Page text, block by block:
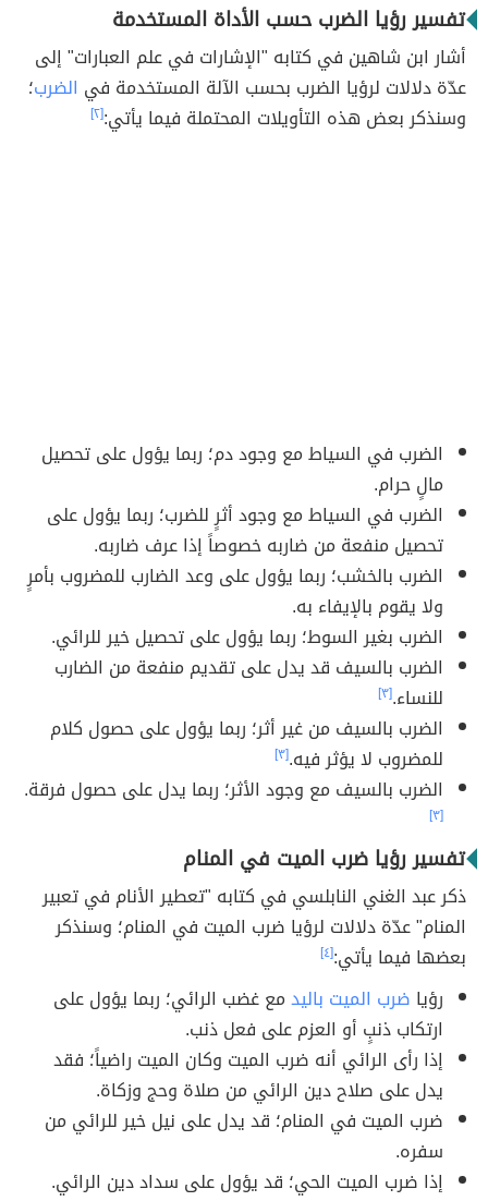
تفسير رؤيا الضرب حسب الأداة المستخدمة
أشار ابن شاهين في كتابه "الإشارات في علم العبارات" إلى
عدّة دلالات لرؤيا الضرب بحسب الآلة المستخدمة في الضرب؛
وسنذكر بعض هذه التأويلات المحتملة فيما يأتي:[٢]
الضرب في السياط مع وجود دم؛ ربما يؤول على تحصيل
مالٍ حرام.
الضرب في السياط مع وجود أثرٍ للضرب؛ ربما يؤول على
تحصيل منفعة من ضاربه خصوصاً إذا عرف ضاربه.
الضرب بالخشب؛ ربما يؤول على وعد الضارب للمضروب بأمرٍ
ولا يقوم بالإيفاء به.
الضرب بغير السوط؛ ربما يؤول على تحصيل خير للرائي.
الضرب بالسيف قد يدل على تقديم منفعة من الضارب
للنساء.[٣]
الضرب بالسيف من غير أثر؛ ربما يؤول على حصول كلام
للمضروب لا يؤثر فيه.[٣]
الضرب بالسيف مع وجود الأثر؛ ربما يدل على حصول فرقة.
[٣]
تفسير رؤيا ضرب الميت في المنام
ذكر عبد الغني النابلسي في كتابه "تعطير الأنام في تعبير
المنام" عدّة دلالات لرؤيا ضرب الميت في المنام؛ وسنذكر
بعضها فيما يأتي:[٤]
رؤيا ضرب الميت باليدمع غضب الرائي؛ ربما يؤول على
ارتكاب ذنبٍ أو العزم على فعل ذنب.
إذا رأى الرائي أنه ضرب الميت وكان الميت راضياً؛ فقد
يدل على صلاح دين الرائي من صلاة وحج وزكاة.
ضرب الميت في المنام؛ قد يدل على نيل خير للرائي من
سفره.
إذا ضرب الميت الحي؛ قد يؤول على سداد دين الرائي.